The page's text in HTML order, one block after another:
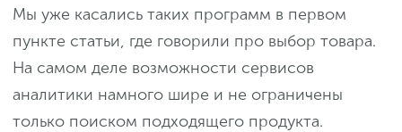
Мы уже касались таких программ в первом
пункте статьи, где говорили про выбор товара.
На самом деле возможности сервисов
аналитики намного шире и не ограничены
только поиском подходящего продукта.